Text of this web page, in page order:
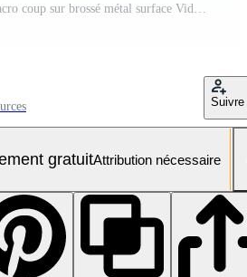
rouge Erreur bouton macro coup sur brossé métal surface Vidéo Gratuite
Suivre
gratuitAttribution nécessaire